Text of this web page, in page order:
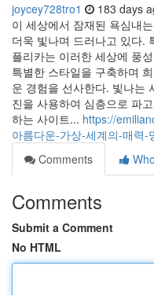
joycey728tro1 183 days
이 세상에서 잠재된 욕심내
더욱 빛나며 드러나고 있다.
플리카는 이러한 세상에 풍
특별한 스타일을 구축하며
운 경험을 선사한다. 빛나는
진을 사용하여 심층으로 파
하는 사이트... https://
아름다운-가상-세계의-매력-
Comments
Comments
Submit a Comment
No HTML